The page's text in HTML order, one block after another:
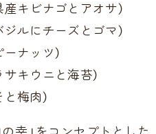
産キビナゴとアオサ）
ジルにチーズとゴマ）
ナッツ）
サキウニと海苔）
梅肉）